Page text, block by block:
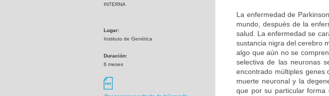
INTERNA
Lugar:
Instituto de Genética
Duración:
6 meses
La enfermedad de
mundo, después de la
salud. La enfermedad se
sustancia nigra del cerebro
algo que aún no se
selectiva de las neuronas
encontrado múltiples genes
muerte neuronal y la
que por su particular forma